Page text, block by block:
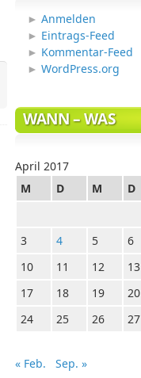
Anmelden
Eintrags-Feed
Kommentar-Feed
WordPress.org
WANN – WAS
April 2017
M
D M D
3
4 5 6
10
11 12 13
17
18 19 20
24
25 26 27
« Feb. Sep. »